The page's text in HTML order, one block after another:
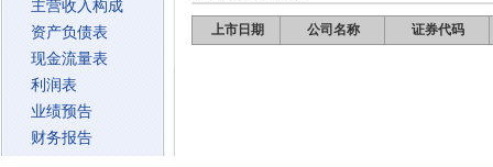
主营收入构成
资产负债表
现金流量表
利润表
业绩预告
财务报告
上市日期 公司名称 证券代码